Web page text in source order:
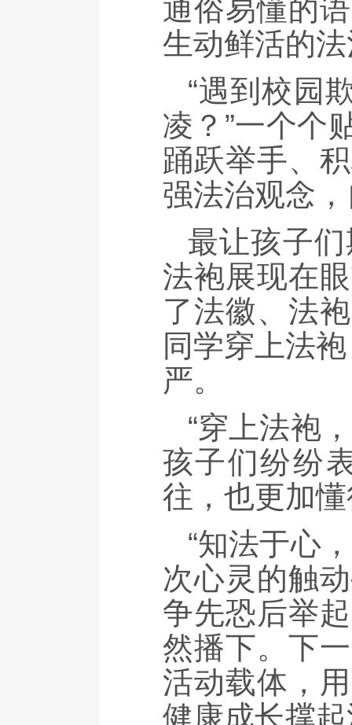
通俗易懂的
生动鲜活的
“遇到校园
凌？”一个个
踊跃举手、
强法治观念
最让孩子
法袍展现在
了法徽、法
同学穿上法
严。
“穿上法袍
孩子们纷纷
往，也更加
“知法于心
次心灵的触
争先恐后举
然播下。下
活动载体，
健康成长撑